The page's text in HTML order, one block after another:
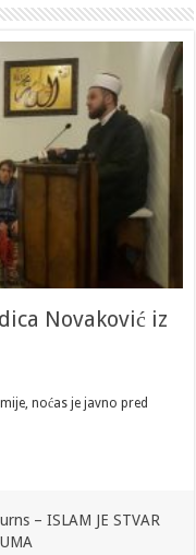
Novaković iz
noćas je javno pred
– ISLAM JE STVAR